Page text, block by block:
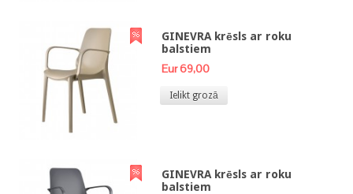
GINEVRA krēsls ar roku
balstiem
Eur 69,00
Ielikt grozā
GINEVRA krēsls ar roku
balstiem